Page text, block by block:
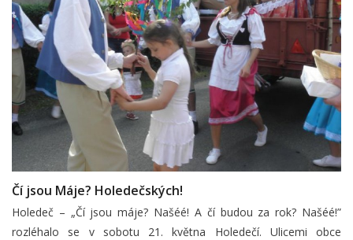
Čí jsou Máje? Holedečských!
Holedeč – „Čí jsou máje? Našéé! A čí budou za rok? Našéé!”
rozléhalo se v sobotu 21. května Holedečí. Ulicemi obce